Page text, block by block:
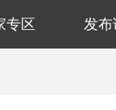
专区 发布